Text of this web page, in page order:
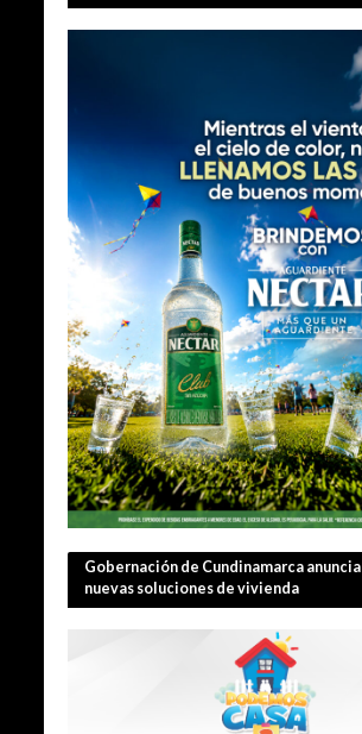
Gobernación de Cundinamarca anuncia
nuevas soluciones de vivienda